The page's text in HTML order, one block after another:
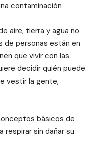
contaminación
aire, tierra y agua no
de personas están en
que vivir con las
decidir quién puede
vestir la gente,
básicos de
respirar sin dañar su